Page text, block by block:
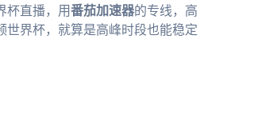
杯直播，用番茄加速器的专线，高
世界杯，就算是高峰时段也能稳定